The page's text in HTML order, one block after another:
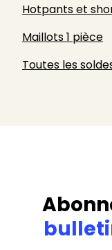
Hotpants et
Maillots 1 pièce
Toutes les